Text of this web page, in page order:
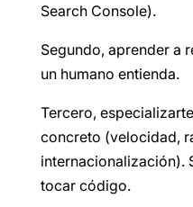
Search Console).
Segundo, aprender a
un humano entienda.
Tercero,
concreto (velocidad,
internacionalización).
tocar código.